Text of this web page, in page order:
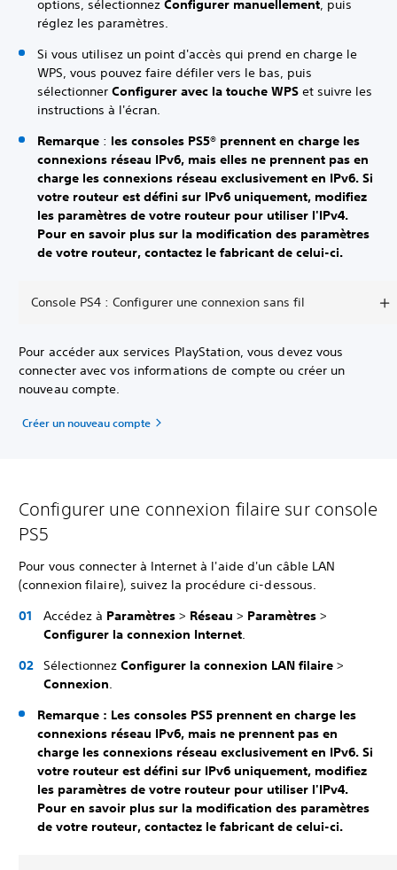
options, sélectionnez Configurer manuellement, puis
réglez les paramètres.
Si vous utilisez un point d'accès qui prend en charge le
WPS, vous pouvez faire défiler vers le bas, puis
sélectionner Configurer avec la touche WPS et suivre les
instructions à l'écran.
Remarque : les consoles PS5® prennent en charge les
connexions réseau IPv6, mais elles ne prennent pas en
charge les connexions réseau exclusivement en IPv6. Si
votre routeur est défini sur IPv6 uniquement, modifiez
les paramètres de votre routeur pour utiliser l'IPv4.
Pour en savoir plus sur la modification des paramètres
de votre routeur, contactez le fabricant de celui-ci.
Console PS4 : Configurer une connexion sans fil
Pour accéder aux services PlayStation, vous devez vous
connecter avec vos informations de compte ou créer un
nouveau compte.
Créer un nouveau compte
Configurer une connexion filaire sur console
PS5
Pour vous connecter à Internet à l'aide d'un câble LAN
(connexion filaire), suivez la procédure ci-dessous.
Accédez à Paramètres > Réseau > Paramètres >
Configurer la connexion Internet.
Sélectionnez Configurer la connexion LAN filaire >
Connexion.
Remarque : Les consoles PS5 prennent en charge les
connexions réseau IPv6, mais ne prennent pas en
charge les connexions réseau exclusivement en IPv6. Si
votre routeur est défini sur IPv6 uniquement, modifiez
les paramètres de votre routeur pour utiliser l'IPv4.
Pour en savoir plus sur la modification des paramètres
de votre routeur, contactez le fabricant de celui-ci.